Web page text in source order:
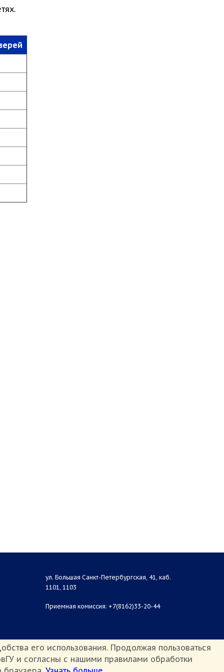
ул. Большая Санкт-Петербургская, 41, каб.
1101, 1103
Приемная комиссия: +7(8162)33-20-44
его использования. Продолжая пользоваться
и согласны с нашими правилами обработки